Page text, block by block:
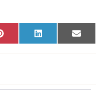
Pinterest LinkedIn Email